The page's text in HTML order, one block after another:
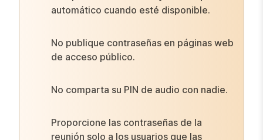
automático cuando esté disponible.
No publique contraseñas en páginas web
de acceso público.
No comparta su PIN de audio con nadie.
Proporcione las contraseñas de la
reunión solo a los usuarios que las